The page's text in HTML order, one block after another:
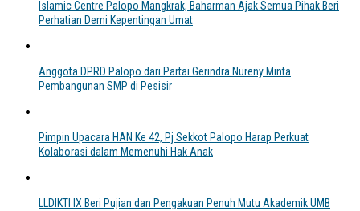
Islamic Centre Palopo Mangkrak, Baharman Ajak Semua Pihak Beri
Perhatian Demi Kepentingan Umat
Anggota DPRD Palopo dari Partai Gerindra Nureny Minta
Pembangunan SMP di Pesisir
Pimpin Upacara HAN Ke 42, Pj Sekkot Palopo Harap Perkuat
Kolaborasi dalam Memenuhi Hak Anak
LLDIKTI IX Beri Pujian dan Pengakuan Penuh Mutu Akademik UMB